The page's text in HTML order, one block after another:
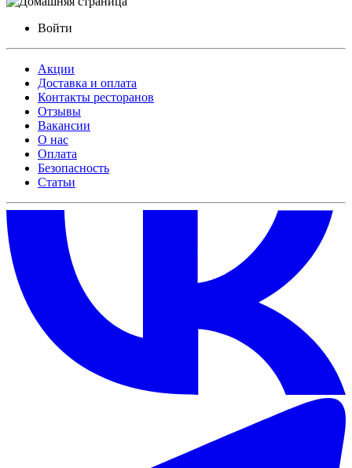
Войти
Акции
Доставка и оплата
Контакты ресторанов
Отзывы
Вакансии
О нас
Оплата
Безопасность
Статьи